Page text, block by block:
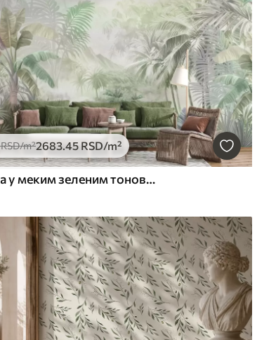
RSD/m²2683.45 RSD/m²
Прашума у меким зеленим тоновима